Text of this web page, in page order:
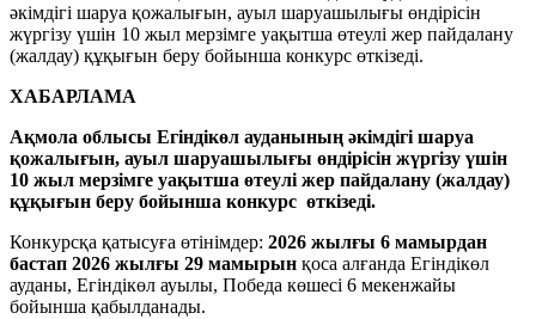
ХАБАРЛАМА
Ақмола облысы Егіндікөл ауданының әкімдігі шаруа
қожалығын, ауыл шаруашылығы өндірісін жүргізу үшін
10 жыл мерзімге уақытша өтеулі жер пайдалану (жалдау)
құқығын беру бойынша конкурс өткізеді.
Конкурсқа қатысуға өтінімдер: 2026 жылғы 6 мамырдан
бастап 2026 жылғы 29 мамырын қоса алғанда Егіндікөл
ауданы, Егіндікөл ауылы, Победа көшесі 6 мекенжайы
бойынша қабылданады.